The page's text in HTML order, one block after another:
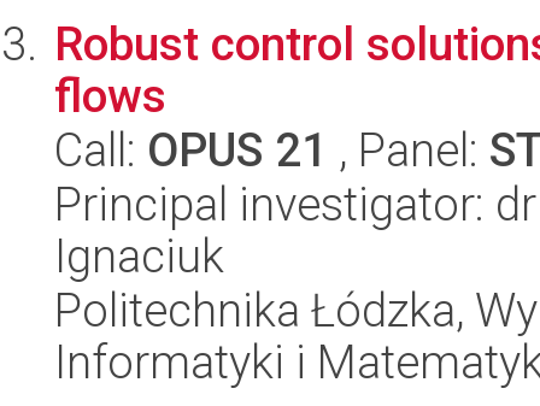
Robust control
flows
Call: OPUS 21 , Panel:
Principal investigator:
Ignaciuk
Politechnika Łódzka,
Informatyki i